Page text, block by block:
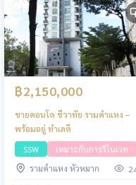
฿2,150,000
ขายคอนโด ชีวาทัย รามคำแหง –
พร้อมอยู่ ทำเลดี
SSW
เหมาะกับการรีโนเวท
รามคำแหง หัวหมาก